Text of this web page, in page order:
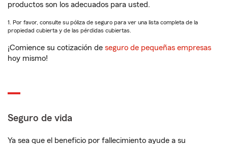
productos son los adecuados para usted.
1. Por favor, consulte su póliza de seguro para ver una lista completa de la
propiedad cubierta y de las pérdidas cubiertas.
¡Comience su cotización de seguro de pequeñas empresas
hoy mismo!
Seguro de vida
Ya sea que el beneficio por fallecimiento ayude a su